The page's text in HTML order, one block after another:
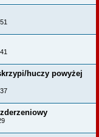
huczy powyżej